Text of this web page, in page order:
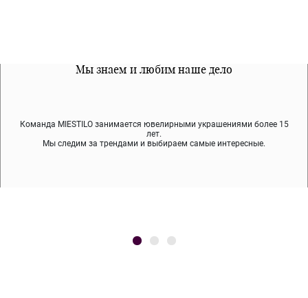
Мы знаем и любим наше дело
Команда MIESTILO занимается ювелирными украшениями более 15
лет.
Мы следим за трендами и выбираем самые интересные.
Все наши материалы гипоалергенны
Мы используем покрытие (родий, ювелирный сплав), которое не
содержит никеля и свинца — это исключает аллергию.
Примерка перед покупкой
Во время доставки спокойно примеряйте украшения, выбирайте те,
что вам нравятся, остальные заберёт курьер.